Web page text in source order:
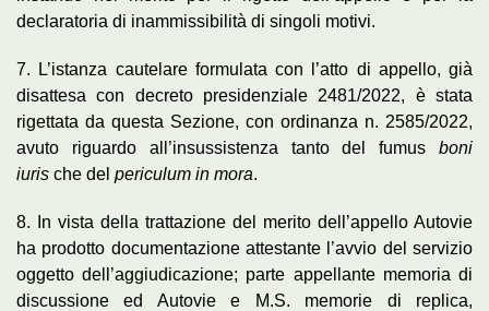
declaratoria di inammissibilità di singoli motivi.
7. L’istanza cautelare formulata con l’atto di appello, già
disattesa con decreto presidenziale 2481/2022, è stata
rigettata da questa Sezione, con ordinanza n. 2585/2022,
avuto riguardo all’insussistenza tanto del fumus boni
iuris che del periculum in mora.
8. In vista della trattazione del merito dell’appello Autovie
ha prodotto documentazione attestante l’avvio del servizio
oggetto dell’aggiudicazione; parte appellante memoria di
discussione ed Autovie e M.S. memorie di replica,